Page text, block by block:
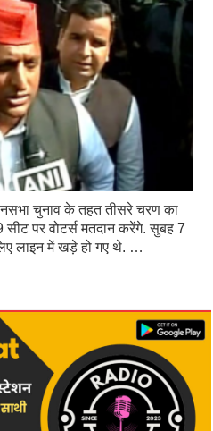
चुनाव के तहत तीसरे चरण का
सीट पर वोटर्स मतदान करेंगे. सुबह 7
लाइन में खड़े हो गए थे. …